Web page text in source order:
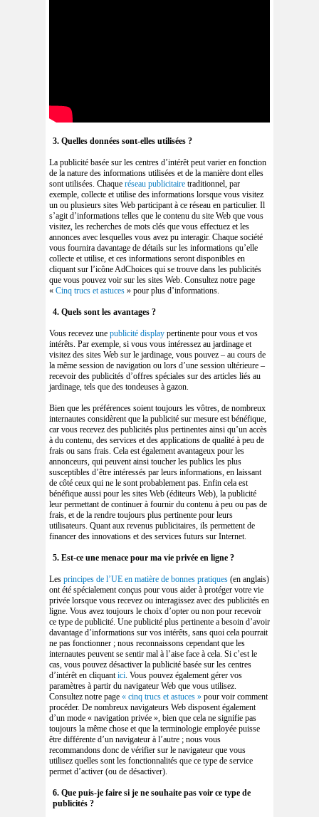
3. Quelles données sont-elles utilisées ?
La publicité basée sur les centres d’intérêt peut varier en fonction
de la nature des informations utilisées et de la manière dont elles
sont utilisées. Chaque réseau publicitaire traditionnel, par
exemple, collecte et utilise des informations lorsque vous visitez
un ou plusieurs sites Web participant à ce réseau en particulier. Il
s’agit d’informations telles que le contenu du site Web que vous
visitez, les recherches de mots clés que vous effectuez et les
annonces avec lesquelles vous avez pu interagir. Chaque société
vous fournira davantage de détails sur les informations qu’elle
collecte et utilise, et ces informations seront disponibles en
cliquant sur l’icône AdChoices qui se trouve dans les publicités
que vous pouvez voir sur les sites Web. Consultez notre page
« Cinq trucs et astuces » pour plus d’informations.
4. Quels sont les avantages ?
Vous recevez une publicité display pertinente pour vous et vos
intérêts. Par exemple, si vous vous intéressez au jardinage et
visitez des sites Web sur le jardinage, vous pouvez – au cours de
la même session de navigation ou lors d’une session ultérieure –
recevoir des publicités d’offres spéciales sur des articles liés au
jardinage, tels que des tondeuses à gazon.
Bien que les préférences soient toujours les vôtres, de nombreux
internautes considèrent que la publicité sur mesure est bénéfique,
car vous recevez des publicités plus pertinentes ainsi qu’un accès
à du contenu, des services et des applications de qualité à peu de
frais ou sans frais. Cela est également avantageux pour les
annonceurs, qui peuvent ainsi toucher les publics les plus
susceptibles d’être intéressés par leurs informations, en laissant
de côté ceux qui ne le sont probablement pas. Enfin cela est
bénéfique aussi pour les sites Web (éditeurs Web), la publicité
leur permettant de continuer à fournir du contenu à peu ou pas de
frais, et de la rendre toujours plus pertinente pour leurs
utilisateurs. Quant aux revenus publicitaires, ils permettent de
financer des innovations et des services futurs sur Internet.
5. Est-ce une menace pour ma vie privée en ligne ?
Les principes de l’UE en matière de bonnes pratiques (en anglais)
ont été spécialement conçus pour vous aider à protéger votre vie
privée lorsque vous recevez ou interagissez avec des publicités en
ligne. Vous avez toujours le choix d’opter ou non pour recevoir
ce type de publicité. Une publicité plus pertinente a besoin d’avoir
davantage d’informations sur vos intérêts, sans quoi cela pourrait
ne pas fonctionner ; nous reconnaissons cependant que les
internautes peuvent se sentir mal à l’aise face à cela. Si c’est le
cas, vous pouvez désactiver la publicité basée sur les centres
d’intérêt en cliquantici. Vous pouvez également gérer vos
paramètres à partir du navigateur Web que vous utilisez.
Consultez notre page « cinq trucs et astuces » pour voir comment
procéder. De nombreux navigateurs Web disposent également
d’un mode « navigation privée », bien que cela ne signifie pas
toujours la même chose et que la terminologie employée puisse
être différente d’un navigateur à l’autre ; nous vous
recommandons donc de vérifier sur le navigateur que vous
utilisez quelles sont les fonctionnalités que ce type de service
permet d’activer (ou de désactiver).
6. Que puis-je faire si je ne souhaite pas voir ce type de
publicités ?